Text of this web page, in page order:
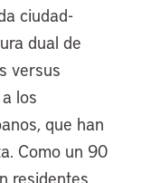
ciudad-
dual de
versus
los
que han
Como un 90
residentes